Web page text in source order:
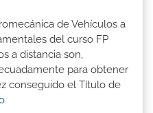
de Vehículos a
del curso FP
a distancia son,
para obtener
conseguido el Título de